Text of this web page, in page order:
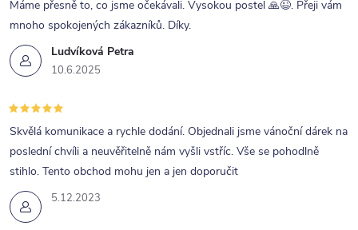
Ludvíková Petra
10.6.2025
Máme přesně to, co jsme očekávali. Vysokou postel 🙏😉. Přeji vám
mnoho spokojených zákazníků. Díky.
5.12.2023
Skvělá komunikace a rychle dodání. Objednali jsme vánoční dárek na
poslední chvíli a neuvěřitelně nám vyšli vstříc. Vše se pohodlně
stihlo. Tento obchod mohu jen a jen doporučit